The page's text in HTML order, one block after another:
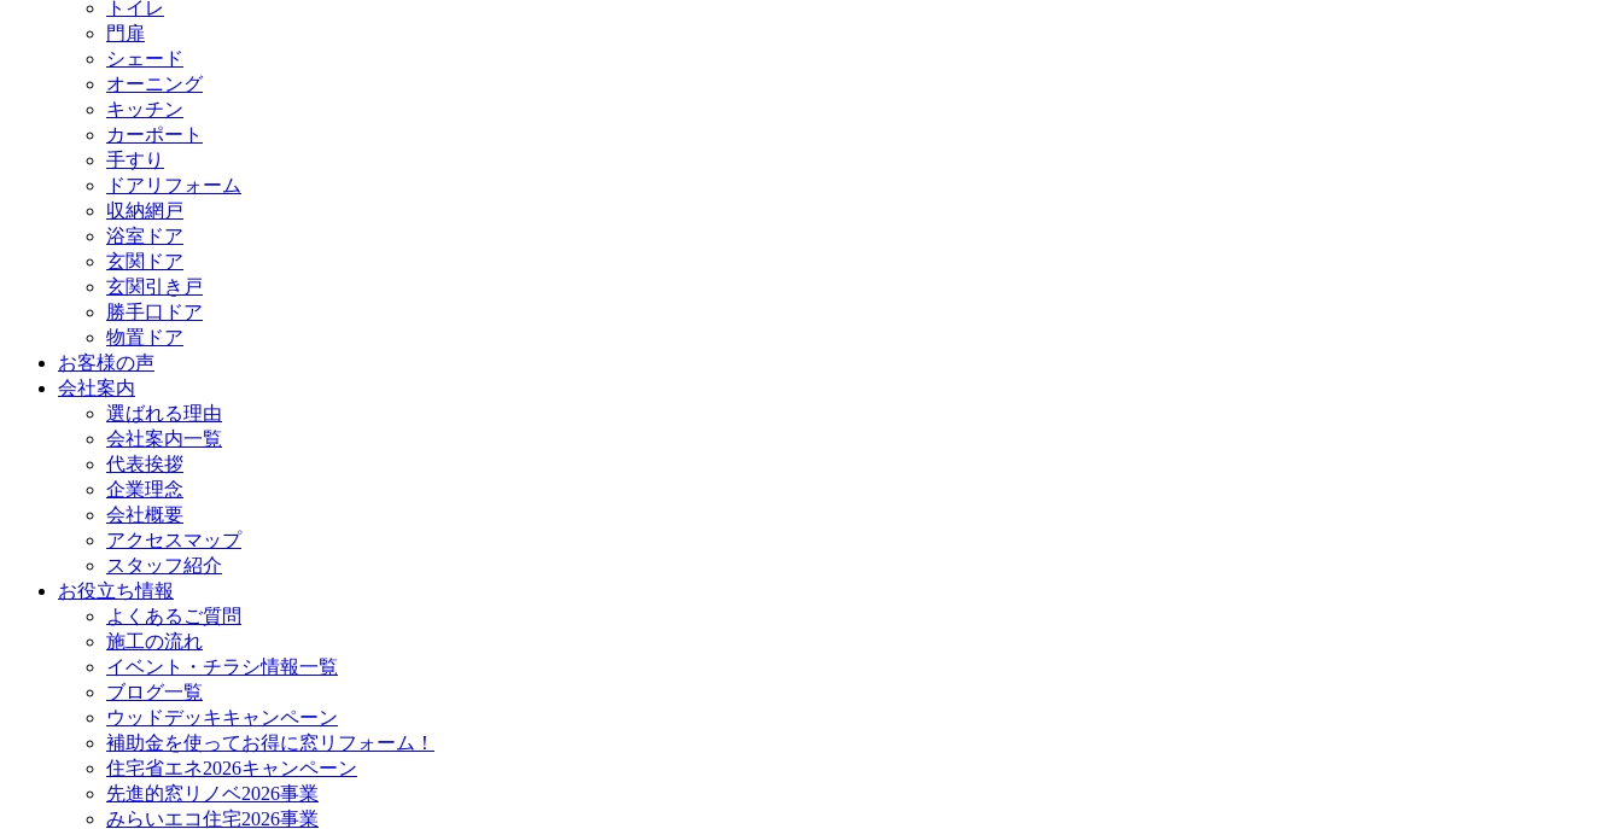
トイレ
門扉
シェード
オーニング
キッチン
カーポート
手すり
ドアリフォーム
収納網戸
浴室ドア
玄関ドア
玄関引き戸
勝手口ドア
物置ドア
お客様の声
会社案内
選ばれる理由
会社案内一覧
代表挨拶
企業理念
会社概要
アクセスマップ
スタッフ紹介
お役立ち情報
よくあるご質問
施工の流れ
イベント・チラシ情報一覧
ブログ一覧
ウッドデッキキャンペーン
補助金を使ってお得に窓リフォーム！
住宅省エネ2026キャンペーン
先進的窓リノベ2026事業
みらいエコ住宅2026事業